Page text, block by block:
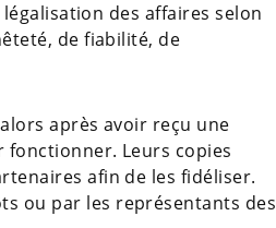
des affaires selon
de fiabilité, de
après avoir reçu une
fonctionner. Leurs copies
afin de les fidéliser.
ou par les représentants des